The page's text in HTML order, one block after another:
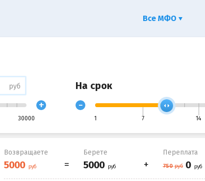
руб
30000
+
На срок
-
1 7 14
Возвращаете Берете Переплата
Все МФО